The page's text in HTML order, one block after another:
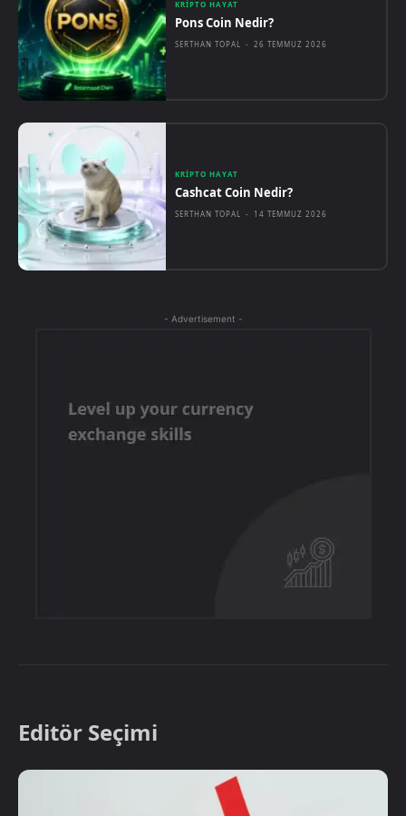
KRIPTO HAYAT
Pons Coin Nedir?
SERTHAN TOPAL - 26 TEMMUZ 2026
KRIPTO HAYAT
Cashcat Coin Nedir?
SERTHAN TOPAL - 14 TEMMUZ 2026
- Advertisement -
Editör Seçimi